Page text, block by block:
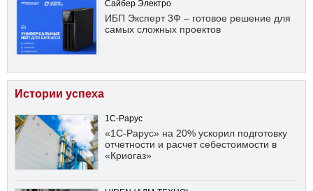
Сайбер Электро
ИБП Эксперт 3Ф – готовое решение для
самых сложных проектов
Истории успеха
1С-Рарус
«1С-Рарус» на 20% ускорил подготовку
отчетности и расчет себестоимости в
«Криогаз»